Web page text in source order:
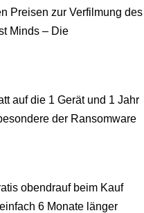
Preisen zur Verfilmung des
Minds – Die
auf die 1 Gerät und 1 Jahr
der Ransomware
obendrauf beim Kauf
6 Monate länger